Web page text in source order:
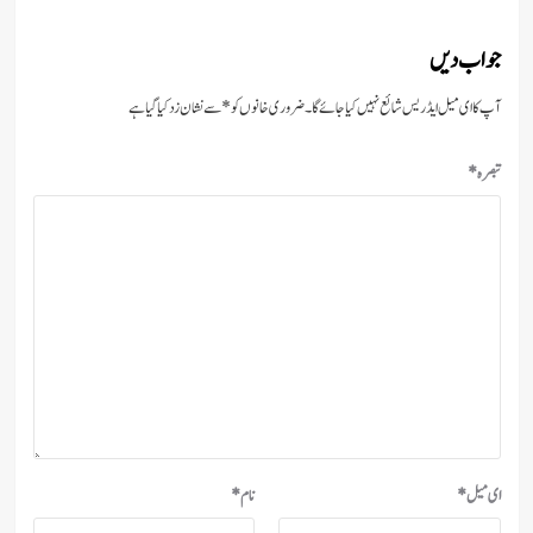
جواب دیں
آپ کا ای میل ایڈریس شائع نہیں کیا جائے گا۔ضروری خانوں کو*سے نشان زد کیا گیا ہے
تبصرہ*
نام* ای میل*